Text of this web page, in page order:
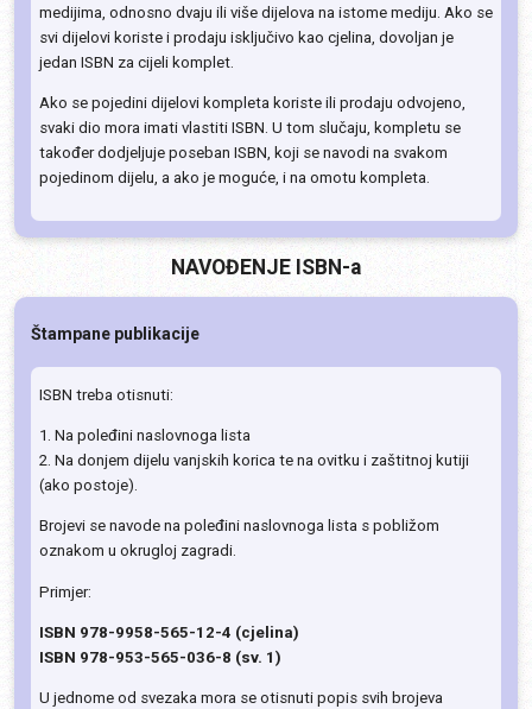
medijima, odnosno dvaju ili više dijelova na istome mediju. Ako se
svi dijelovi koriste i prodaju isključivo kao cjelina, dovoljan je
jedan ISBN za cijeli komplet.
Ako se pojedini dijelovi kompleta koriste ili prodaju odvojeno,
svaki dio mora imati vlastiti ISBN. U tom slučaju, kompletu se
također dodjeljuje poseban ISBN, koji se navodi na svakom
pojedinom dijelu, a ako je moguće, i na omotu kompleta.
NAVOĐENJE ISBN-a
Štampane publikacije
ISBN treba otisnuti:
1. Na poleđini naslovnoga lista
2. Na donjem dijelu vanjskih korica te na ovitku i zaštitnoj kutiji
(ako postoje).
Brojevi se navode na poleđini naslovnoga lista s pobližom
oznakom u okrugloj zagradi.
Primjer:
ISBN 978-9958-565-12-4 (cjelina)
ISBN 978-953-565-036-8 (sv. 1)
U jednome od svezaka mora se otisnuti popis svih brojeva